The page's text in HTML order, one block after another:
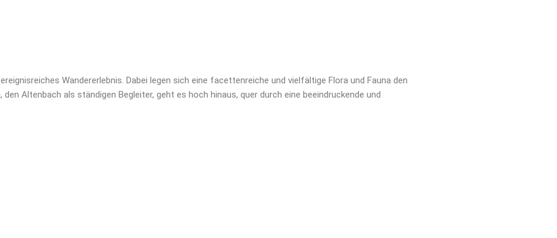
Wandererlebnis. Dabei legen sich eine facettenreiche und vielfältige Flora und Fauna den
Altenbach als ständigen Begleiter, geht es hoch hinaus, quer durch eine beeindruckende und